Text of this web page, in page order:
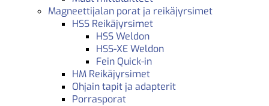
Magneettijalan porat ja reikäjyrsimet
HSS Reikäjyrsimet
HSS Weldon
HSS-XE Weldon
Fein Quick-in
HM Reikäjyrsimet
Ohjain tapit ja adapterit
Porrasporat